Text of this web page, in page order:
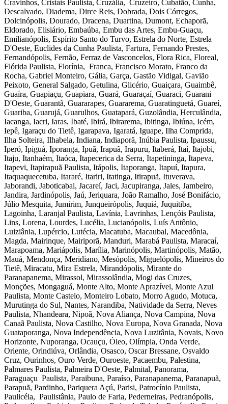
Cravinhos, Cristais Paulista, Cruzália, Cruzeiro, Cubatão, Cunha,
Descalvado, Diadema, Dirce Reis, Dobrada, Dois Córregos,
Dolcinópolis, Dourado, Dracena, Duartina, Dumont, Echaporã,
Eldorado, Elisiário, Embaúba, Embu das Artes, Embu-Guaçu,
Emilianópolis, Espírito Santo do Turvo, Estrela do Norte, Estrela
D'Oeste, Euclides da Cunha Paulista, Fartura, Fernando Prestes,
Fernandópolis, Fernão, Ferraz de Vasconcelos, Flora Rica, Floreal,
Flórida Paulista, Florínia, Franca, Francisco Morato, Franco da
Rocha, Gabriel Monteiro, Gália, Garça, Gastão Vidigal, Gavião
Peixoto, General Salgado, Getulina, Glicério, Guaiçara, Guaimbê,
Guaíra, Guapiaçu, Guapiara, Guará, Guaraçaí, Guaraci, Guarani
D'Oeste, Guarantã, Guararapes, Guararema, Guaratinguetá, Guareí,
Guariba, Guarujá, Guarulhos, Guatapará, Guzolândia, Herculândia,
Iacanga, Iacri, Iaras, Ibaté, Ibirá, Ibirarema, Ibitinga, Ibiúna, Icém,
Iepê, Igaraçu do Tietê, Igarapava, Igaratá, Iguape, Ilha Comprida,
Ilha Solteira, Ilhabela, Indiana, Indiaporã, Inúbia Paulista, Ipaussu,
Iperó, Ipiguá, Iporanga, Ipuã, Irapuã, Irapuru, Itaberá, Itaí, Itajobi,
Itaju, Itanhaém, Itaóca, Itapecerica da Serra, Itapetininga, Itapeva,
Itapevi, Itapirapuã Paulista, Itápolis, Itaporanga, Itapuí, Itapura,
Itaquaquecetuba, Itararé, Itariri, Itatinga, Itirapuã, Ituverava,
Jaborandi, Jaboticabal, Jacareí, Jaci, Jacupiranga, Jales, Jambeiro,
Jandira, Jardinópolis, Jaú, Jeriquara, João Ramalho, José Bonifácio,
Júlio Mesquita, Jumirim, Junqueirópolis, Juquiá, Juquitiba,
Lagoinha, Laranjal Paulista, Lavínia, Lavrinhas, Lençóis Paulista,
Lins, Lorena, Lourdes, Lucélia, Lucianópolis, Luís Antônio,
Luiziânia, Lupércio, Lutécia, Macatuba, Macaubal, Macedônia,
Magda, Mairinque, Mairiporã, Manduri, Marabá Paulista, Maracaí,
Marapoama, Mariápolis, Marília, Marinópolis, Martinópolis, Matão,
Mauá, Mendonça, Meridiano, Mesópolis, Miguelópolis, Mineiros do
Tietê, Miracatu, Mira Estrela, Mirandópolis, Mirante do
Paranapanema, Mirassol, Mirassolândia, Mogi das Cruzes,
Monções, Mongaguá, Monte Alto, Monte Aprazível, Monte Azul
Paulista, Monte Castelo, Monteiro Lobato, Morro Agudo, Motuca,
Murutinga do Sul, Nantes, Narandiba, Natividade da Serra, Neves
Paulista, Nhandeara, Nipoã, Nova Aliança, Nova Campina, Nova
Canaã Paulista, Nova Castilho, Nova Europa, Nova Granada, Nova
Guataporanga, Nova Independência, Nova Luzitânia, Novais, Novo
Horizonte, Nuporanga, Ocauçu, Óleo, Olímpia, Onda Verde,
Oriente, Orindiúva, Orlândia, Osasco, Oscar Bressane, Osvaldo
Cruz, Ourinhos, Ouro Verde, Ouroeste, Pacaembu, Palestina,
Palmares Paulista, Palmeira D'Oeste, Palmital, Panorama,
Paraguaçu Paulista, Paraibuna, Paraíso, Paranapanema, Paranapuã,
Parapuã, Pardinho, Pariquera Açú, Parisi, Patrocínio Paulista,
Paulicéia, Paulistânia, Paulo de Faria, Pederneiras, Pedranópolis,